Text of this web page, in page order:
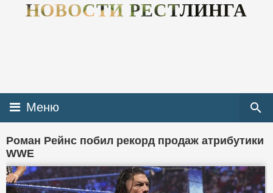
НОВОСТИ РЕСТЛИНГА
Меню
Роман Рейнс побил рекорд продаж атрибутики
WWE